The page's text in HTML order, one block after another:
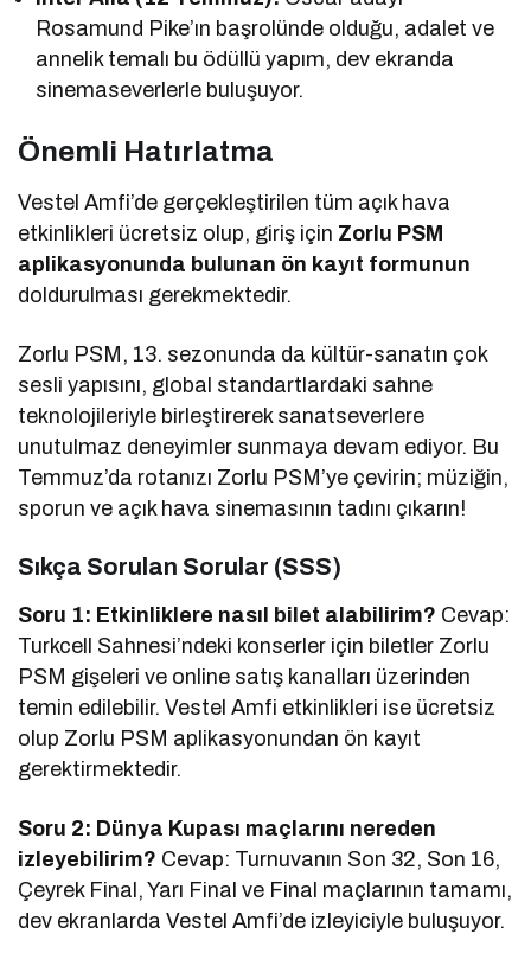
Rosamund Pike’ın başrolünde olduğu, adalet ve
annelik temalı bu ödüllü yapım, dev ekranda
sinemaseverlerle buluşuyor.
Önemli Hatırlatma
Vestel Amfi’de gerçekleştirilen tüm açık hava
etkinlikleri ücretsiz olup, giriş için Zorlu PSM
aplikasyonunda bulunan ön kayıt formunun
doldurulması gerekmektedir.
Zorlu PSM, 13. sezonunda da kültür-sanatın çok
sesli yapısını, global standartlardaki sahne
teknolojileriyle birleştirerek sanatseverlere
unutulmaz deneyimler sunmaya devam ediyor. Bu
Temmuz’da rotanızı Zorlu PSM’ye çevirin; müziğin,
sporun ve açık hava sinemasının tadını çıkarın!
Sıkça Sorulan Sorular (SSS)
Soru 1: Etkinliklere nasıl bilet alabilirim? Cevap:
Turkcell Sahnesi’ndeki konserler için biletler Zorlu
PSM gişeleri ve online satış kanalları üzerinden
temin edilebilir. Vestel Amfi etkinlikleri ise ücretsiz
olup Zorlu PSM aplikasyonundan ön kayıt
gerektirmektedir.
Soru 2: Dünya Kupası maçlarını nereden
izleyebilirim? Cevap: Turnuvanın Son 32, Son 16,
Çeyrek Final, Yarı Final ve Final maçlarının tamamı,
dev ekranlarda Vestel Amfi’de izleyiciyle buluşuyor.